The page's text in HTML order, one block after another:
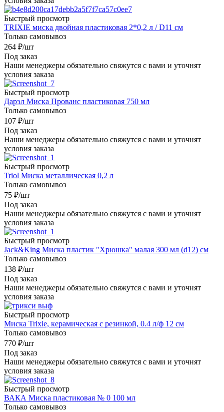
Быстрый просмотр
TRIXIE миска двойная пластиковая 2*0,2 л / D11 см
Только самовывоз
264 ₽/шт
Под заказ
Наши менеджеры обязательно свяжутся с вами и уточнят
условия заказа
Быстрый просмотр
Дарэл Миска Прованс пластиковая 750 мл
Только самовывоз
107 ₽/шт
Под заказ
Наши менеджеры обязательно свяжутся с вами и уточнят
условия заказа
Быстрый просмотр
Triol Миска металлическая 0,2 л
Только самовывоз
75 ₽/шт
Под заказ
Наши менеджеры обязательно свяжутся с вами и уточнят
условия заказа
Быстрый просмотр
Jack&King Миска пластик "Хрюшка" малая 300 мл (d12) см
Только самовывоз
138 ₽/шт
Под заказ
Наши менеджеры обязательно свяжутся с вами и уточнят
условия заказа
Быстрый просмотр
Миска Trixie, керамическая с резинкой, 0.4 л/ф 12 см
Только самовывоз
770 ₽/шт
Под заказ
Наши менеджеры обязательно свяжутся с вами и уточнят
условия заказа
Быстрый просмотр
ВАКА Миска пластиковая № 0 100 мл
Только самовывоз